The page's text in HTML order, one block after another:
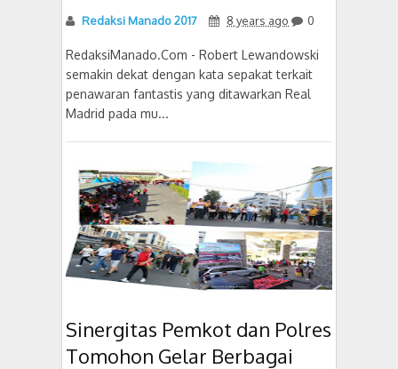
Redaksi Manado 2017 8 years ago 0
RedaksiManado.Com - Robert Lewandowski
semakin dekat dengan kata sepakat terkait
penawaran fantastis yang ditawarkan Real
Madrid pada mu...
Sinergitas Pemkot dan Polres
Tomohon Gelar Berbagai